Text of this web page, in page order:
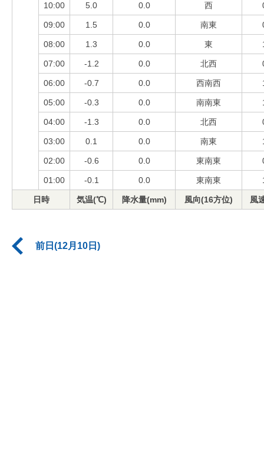
10:00 5.0 0.0 西
09:00 1.5 0.0 南東
08:00 1.3 0.0 東
07:00 -1.2 0.0 北西
06:00 -0.7 0.0 西南西
05:00 -0.3 0.0 南南東
04:00 -1.3 0.0 北西
03:00 0.1 0.0 南東
02:00 -0.6 0.0 東南東
01:00 -0.1 0.0 東南東
日時 気温(℃) 降水量(mm) 風向(16方位) 風
前日(12月10日)